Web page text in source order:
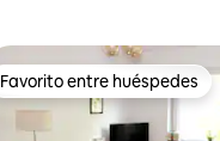
Favorito entre huéspedes
Favorito entre huéspedes